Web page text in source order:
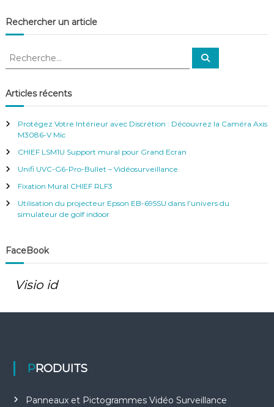
d
e
l
’
a
r
t
i
l
Rechercher un article
R
h
e
c
e
r
:
R
c
e
r
Articles récents
Protégez Votre Intérieur avec Discrétion : Découvrez la Caméra Axis
M3086-V Mic
CHIEF LSM1U Support mural pour Grand Ecran
Unifi UVC-G6-Pro-Bullet – Vidéosurveillance
Fixation Mural CHIEF RLF3
Utilisation du projecteur Epson EB-695SU dans l’univers du
simulateur de golf indoor
FaceBook
Visio id
PRODUITS
Panneaux et Pictogrammes Vidéo Surveillance